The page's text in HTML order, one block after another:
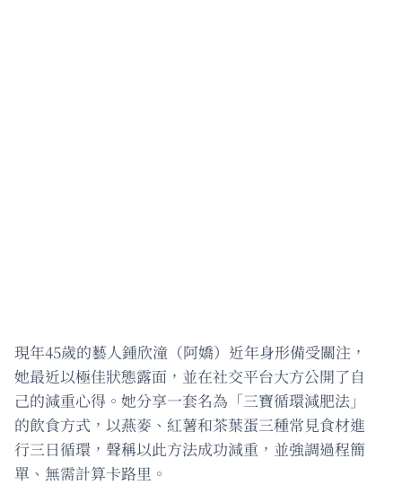
現年45歲的藝人鍾欣潼（阿嬌）近年身形備受關注，
她最近以極佳狀態露面，並在社交平台大方公開了自
己的減重心得。她分享一套名為「三寶循環減肥法」
的飲食方式，以燕麥、紅薯和茶葉蛋三種常見食材進
行三日循環，聲稱以此方法成功減重，並強調過程簡
單、無需計算卡路里。